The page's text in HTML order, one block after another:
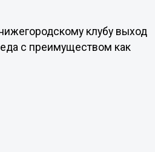
клубу выход
с преимуществом как